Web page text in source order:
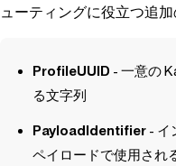
ューティングに役立つ追
ProfileUUID - 一意の
る文字列
PayloadIdentifier - イ
ペイロードで使用され